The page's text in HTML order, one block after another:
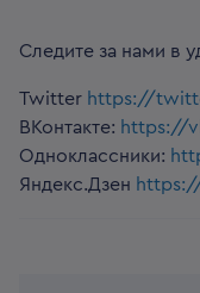
Следите за нами в
Twitter https://
ВКонтакте: https://
Одноклассники:
Яндекс.Дзен